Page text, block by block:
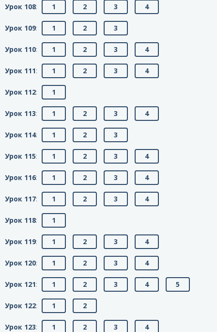
Урок 108: 1 2 3 4
Урок 109: 1 2 3
Урок 110: 1 2 3 4
Урок 111: 1 2 3 4
Урок 112: 1
Урок 113: 1 2 3 4
Урок 114: 1 2 3
Урок 115: 1 2 3 4
Урок 116: 1 2 3 4
Урок 117: 1 2 3 4
Урок 118: 1
Урок 119: 1 2 3 4
Урок 120: 1 2 3 4
Урок 121: 1 2 3 4 5
Урок 122: 1 2
Урок 123: 1 2 3 4